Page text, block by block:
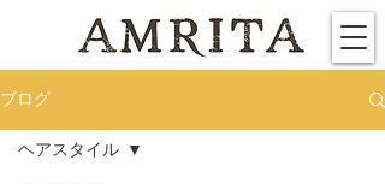
ブログ
ヘアスタイル